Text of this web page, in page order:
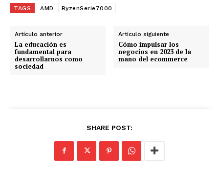
TAGS AMD RyzenSerie7000
Artículo anterior
La educación es
fundamental para
desarrollarnos como
sociedad
Artículo siguiente
Cómo impulsar los
negocios en 2023 de la
mano del ecommerce
SHARE POST: